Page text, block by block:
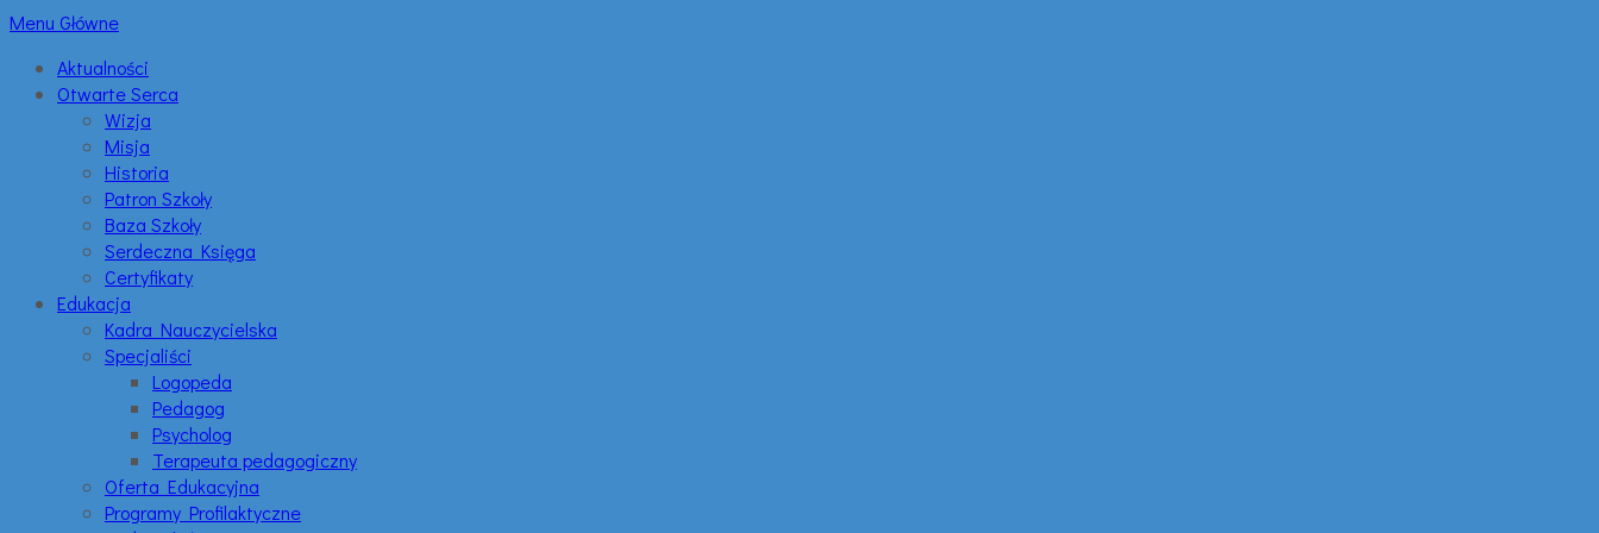
Menu Główne
Aktualności
Otwarte Serca
Wizja
Misja
Historia
Patron Szkoły
Baza Szkoły
Serdeczna Księga
Certyfikaty
Edukacja
Kadra Nauczycielska
Specjaliści
Logopeda
Pedagog
Psycholog
Terapeuta pedagogiczny
Oferta Edukacyjna
Programy Profilaktyczne